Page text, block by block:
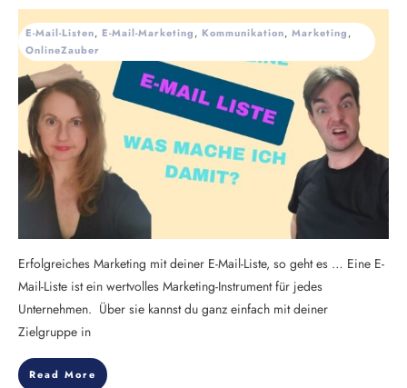
E-Mail-Listen, E-Mail-Marketing, Kommunikation, Marketing,
OnlineZauber
Erfolgreiches Marketing mit deiner E-Mail-Liste, so geht es … Eine E-
Mail-Liste ist ein wertvolles Marketing-Instrument für jedes
Unternehmen. Über sie kannst du ganz einfach mit deiner
Zielgruppe in
Read More